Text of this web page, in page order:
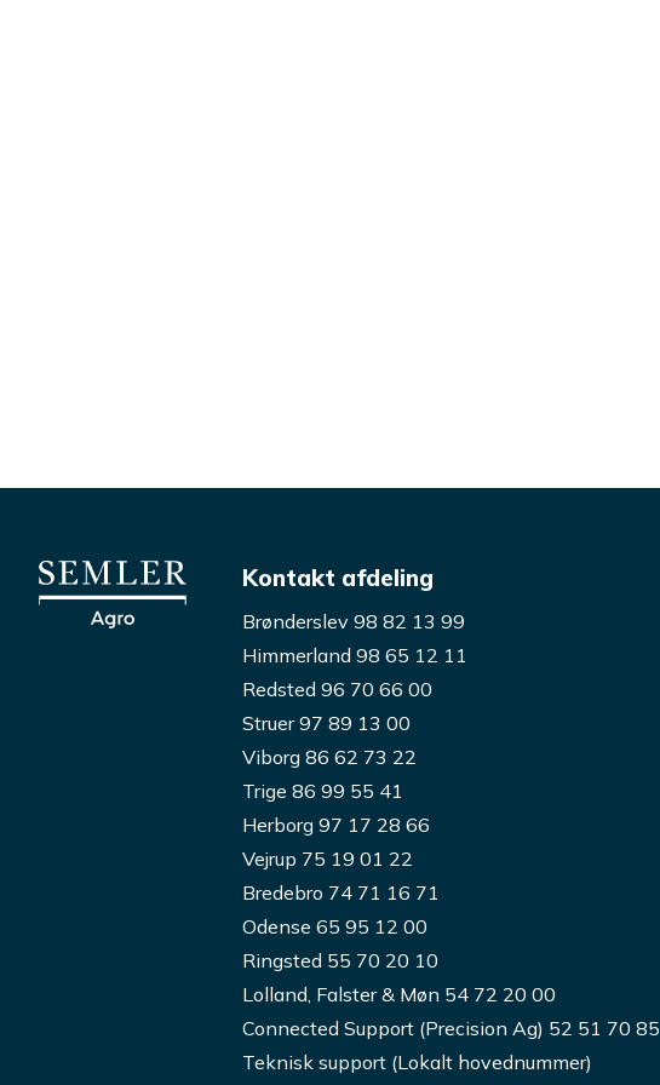
Kontakt afdeling
Brønderslev 98 82 13 99
Himmerland 98 65 12 11
Redsted 96 70 66 00
Struer 97 89 13 00
Viborg 86 62 73 22
Trige 86 99 55 41
Herborg 97 17 28 66
Vejrup 75 19 01 22
Bredebro 74 71 16 71
Odense 65 95 12 00
Ringsted 55 70 20 10
Lolland, Falster & Møn 54 72 20 00
Connected Support (Precision Ag) 52 51 70 85
Teknisk support (Lokalt hovednummer)